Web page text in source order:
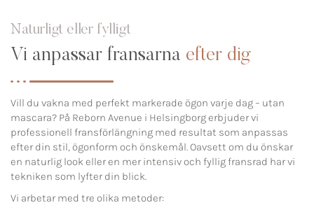
Naturligt eller fylligt
Vi anpassar fransarna efter dig
Vill du vakna med perfekt markerade ögon varje dag – utan
mascara? På Reborn Avenue i Helsingborg erbjuder vi
professionell fransförlängning med resultat som anpassas
efter din stil, ögonform och önskemål. Oavsett om du önskar
en naturlig look eller en mer intensiv och fyllig fransrad har vi
tekniken som lyfter din blick.
Vi arbetar med tre olika metoder: